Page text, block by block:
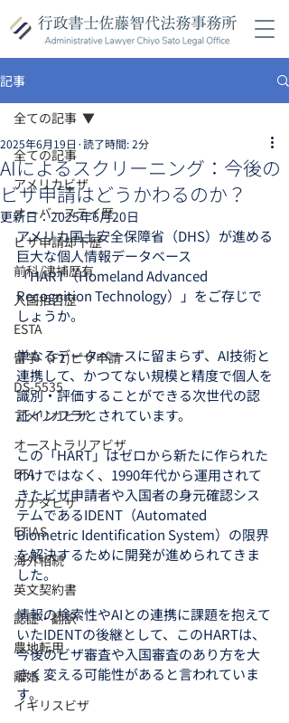
記事
全ての記事
アメリカビザ
オーバーステイ歴
ビザ申請却下歴
前科/逮捕歴有
入国拒否歴
ESTA
留学（F1)ビザ申請
DS-5535
アメリカビザ
オーストラリアビザ
ETA
カナダビザ
ETIAS
海外相続
英文契約書
認証・翻訳
農地転用
離婚
イギリスビザ
全ての記事
AIによるスクリーニング：今後の
ビザ申請はどうかわるのか？
2025年6月19日 読了時間: 2分
更新日：2025年6月20日
アメリカ国土安全保障省（DHS）が進める
巨大な個人情報データベース
「HART（Homeland Advanced
Recognition Technology）」をご存じで
しょうか。
単なるデータベースに留まらず、AI技術と
連携して、かつてない規模と精度で個人を
識別・評価することができる次世代の認
証インフラとされています。
この「HART」はゼロから新たに作られた
わけではなく、1990年代から運用されて
きたビザ申請者や入国者の身元確認シス
テムであるIDENT（Automated
Biometric Identification System）の限界
を解決するために開発が進められてきま
した。
情報の検索性やAIとの連携に課題を抱えて
いたIDENTの後継として、このHARTは、
今後のビザ審査や入国審査のあり方を大
きく変える可能性があると言われていま
す。